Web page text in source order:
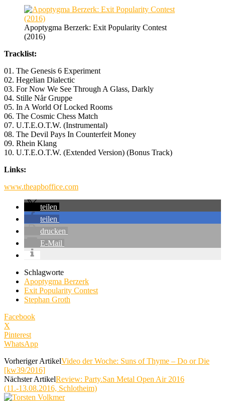
Apoptygma Berzerk: Exit Popularity Contest
(2016)
Tracklist:
01. The Genesis 6 Experiment
02. Hegelian Dialectic
03. For Now We See Through A Glass, Darkly
04. Stille Når Gruppe
05. In A World Of Locked Rooms
06. The Cosmic Chess Match
07. U.T.E.O.T.W. (Instrumental)
08. The Devil Pays In Counterfeit Money
09. Rhein Klang
10. U.T.E.O.T.W. (Extended Version) (Bonus Track)
Links:
www.theapboffice.com
teilen
teilen
drucken
E-Mail
Schlagworte
Apoptygma Berzerk
Exit Popularity Contest
Stephan Groth
Facebook
X
Pinterest
WhatsApp
Vorheriger ArtikelVideo der Woche: Suns of Thyme – Do or Die
[kw39/2016]
Nächster ArtikelReview: Party.San Metal Open Air 2016
(11.-13.08.2016, Schlotheim)